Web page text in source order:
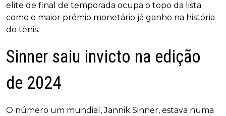
elite de final de temporada ocupa o topo da lista
como o maior prémio monetário já ganho na história
do ténis.
Sinner saiu invicto na edição
de 2024
O número um mundial, Jannik Sinner, estava numa